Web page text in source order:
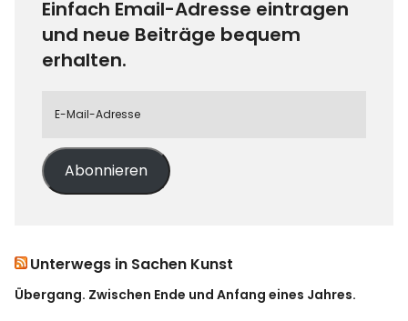
Einfach Email-Adresse eintragen
und neue Beiträge bequem
erhalten.
Abonnieren
Unterwegs in Sachen Kunst
Übergang. Zwischen Ende und Anfang eines Jahres.